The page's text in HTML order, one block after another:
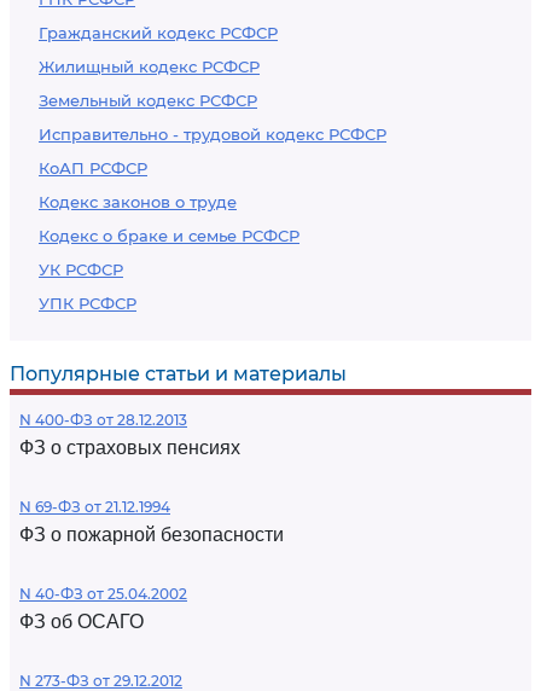
Гражданский кодекс РСФСР
Жилищный кодекс РСФСР
Земельный кодекс РСФСР
Исправительно - трудовой кодекс РСФСР
КоАП РСФСР
Кодекс законов о труде
Кодекс о браке и семье РСФСР
УК РСФСР
УПК РСФСР
Популярные статьи и материалы
N 400-ФЗ от 28.12.2013
ФЗ о страховых пенсиях
N 69-ФЗ от 21.12.1994
ФЗ о пожарной безопасности
N 40-ФЗ от 25.04.2002
ФЗ об ОСАГО
N 273-ФЗ от 29.12.2012